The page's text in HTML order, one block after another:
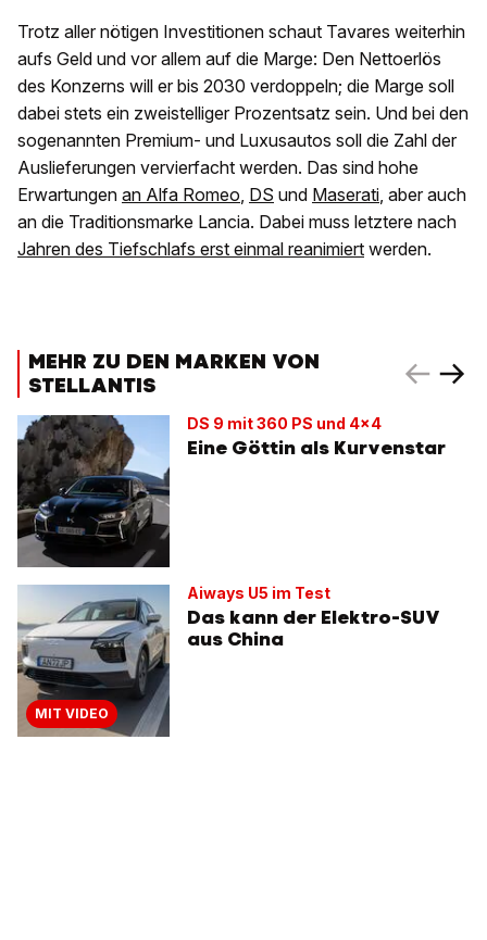
Trotz aller nötigen Investitionen schaut Tavares weiterhin
aufs Geld und vor allem auf die Marge: Den Nettoerlös
des Konzerns will er bis 2030 verdoppeln; die Marge soll
dabei stets ein zweistelliger Prozentsatz sein. Und bei den
sogenannten Premium- und Luxusautos soll die Zahl der
Auslieferungen vervierfacht werden. Das sind hohe
Erwartungen an Alfa Romeo, DS und Maserati, aber auch
an die Traditionsmarke Lancia. Dabei muss letztere nach
Jahren des Tiefschlafs erst einmal reanimiert werden.
MEHR ZU DEN MARKEN VON
STELLANTIS
DS 9 mit 360 PS und 4x4
Eine Göttin als Kurvenstar
MIT VIDEO
Aiways U5 im Test
Das kann der Elektro-SUV
aus China